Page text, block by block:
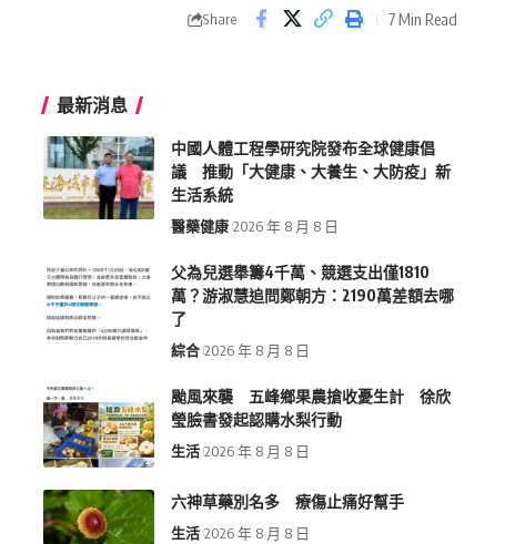
Share 7 Min Read
最新消息
中國人體工程學研究院發布全球健康倡
議 推動「大健康、大養生、大防疫」新
生活系統
醫藥健康 2026 年 8 月 8 日
父為兒選舉籌4千萬、競選支出僅1810
萬？游淑慧追問鄭朝方：2190萬差額去哪
了
綜合 2026 年 8 月 8 日
颱風來襲 五峰鄉果農搶收憂生計 徐欣
瑩臉書發起認購水梨行動
生活 2026 年 8 月 8 日
六神草藥別名多 療傷止痛好幫手
生活 2026 年 8 月 8 日